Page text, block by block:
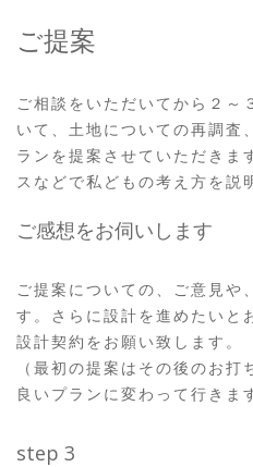
ご提案
ご相談をいただいてから２～
いて、土地についての再調査
ランを提案させていただきま
スなどで私どもの考え方を説
ご感想をお伺いします
ご提案についての、ご意見や
す。さらに設計を進めたいと
設計契約をお願い致します。
（最初の提案はその後のお打
良いプランに変わって行きま
step 3